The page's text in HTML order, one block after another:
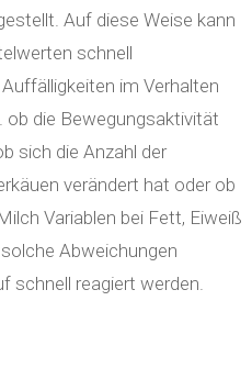
Auf diese Weise kann
schnell
im Verhalten
ob die Bewegungsaktivität
sich die Anzahl der
verändert hat oder ob
Variablen bei Fett, Eiweiß
Abweichungen
schnell reagiert werden.